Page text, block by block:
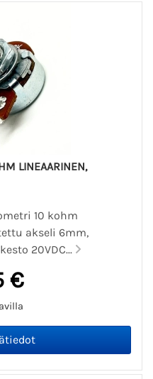
LINEAARINEN,
10 kohm
akseli 6mm,
20VDC...
€